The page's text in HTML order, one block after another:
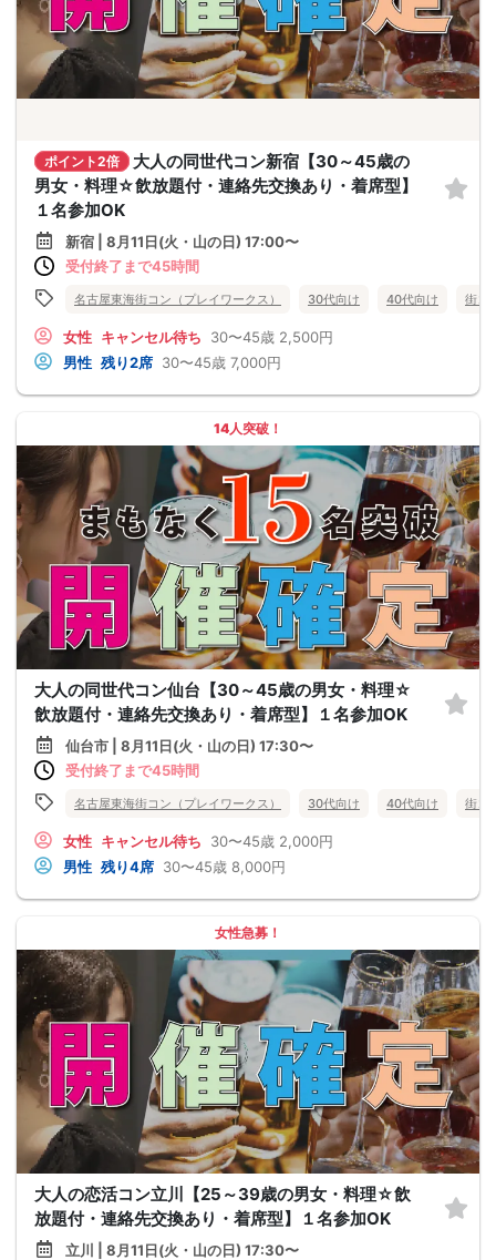
ポイント2倍
大人の同世代コン新宿【30～45歳の
男女・料理☆飲放題付・連絡先交換あり・着席型】
１名参加OK
新宿 | 8月11日(火・山の日) 17:00〜
受付終了まで45時間
名古屋東海街コン（プレイワークス） 30代向け 40代向け 街コ
女性 キャンセル待ち 30〜45歳 2,500円
男性 残り2席 30〜45歳 7,000円
14人突破！
大人の同世代コン仙台【30～45歳の男女・料理☆
飲放題付・連絡先交換あり・着席型】１名参加OK
仙台市 | 8月11日(火・山の日) 17:30〜
受付終了まで45時間
名古屋東海街コン（プレイワークス） 30代向け 40代向け 街コ
女性 キャンセル待ち 30〜45歳 2,000円
男性 残り4席 30〜45歳 8,000円
女性急募！
大人の恋活コン立川【25～39歳の男女・料理☆飲
放題付・連絡先交換あり・着席型】１名参加OK
立川 | 8月11日(火・山の日) 17:30〜